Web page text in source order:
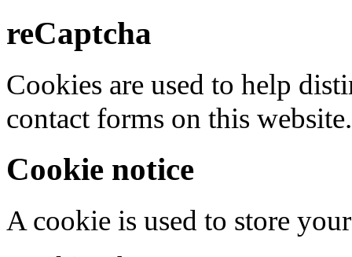
reCaptcha
Cookies are used to help
contact forms on this website.
Cookie notice
A cookie is used to store